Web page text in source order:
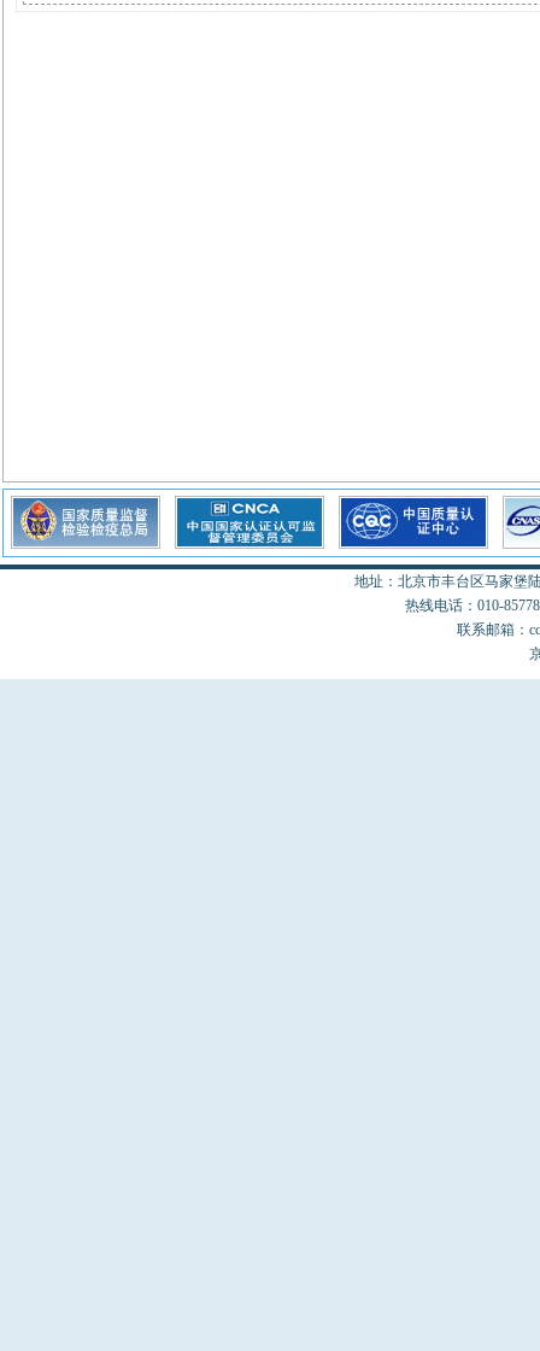
地址：北京市丰台区马家堡
热线电话：010-
联系邮箱：